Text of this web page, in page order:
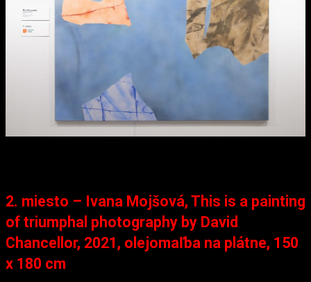
2. miesto – Ivana Mojšová, This is a painting
of triumphal photography by David
Chancellor, 2021, olejomaľba na plátne, 150
x 180 cm